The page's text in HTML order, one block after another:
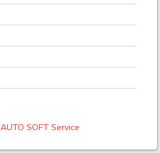
AUTO SOFT Service